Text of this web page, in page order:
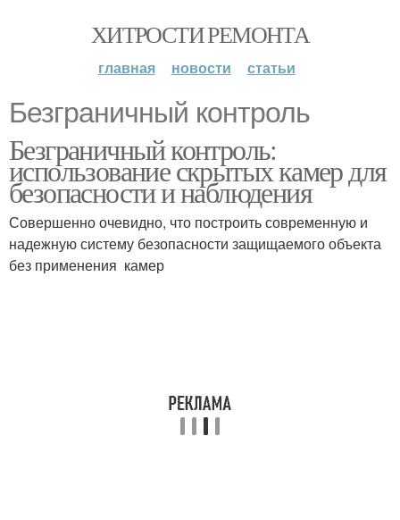
ХИТРОСТИ РЕМОНТА
главная новости статьи
Безграничный контроль
Безграничный контроль:
использование скрытых камер для
безопасности и наблюдения
Совершенно очевидно, что построить современную и
надежную систему безопасности защищаемого объекта
без применения камер